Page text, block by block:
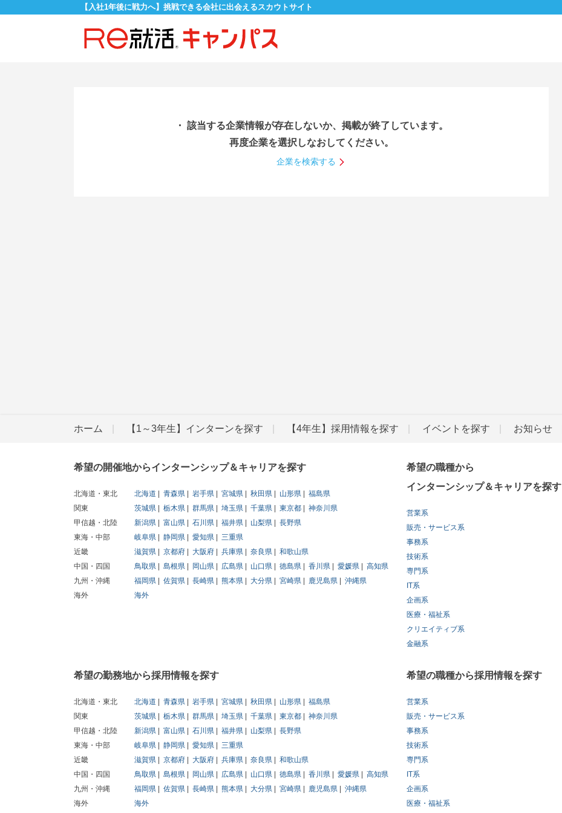
【入社1年後に戦力へ】挑戦できる会社に出会えるスカウトサイト
・ 該当する企業情報が存在しないか、掲載が終了しています。
再度企業を選択しなおしてください。
企業を検索する
ホーム 【1～3年生】インターンを探す 【4年生】採用情報を探す イベントを探す お知らせ
希望の開催地からインターンシップ＆キャリアを探す
北海道・東北 北海道 青森県 岩手県 宮城県 秋田県 山形県
福島県
関東
茨城県 栃木県 群馬県 埼玉県 千葉県 東京都
神奈川県
甲信越・北陸
新潟県 富山県 石川県 福井県 山梨県
長野県
東海・中部
岐阜県 静岡県 愛知県
三重県
近畿
滋賀県 京都府 大阪府 兵庫県 奈良県
和歌山県
中国・四国
鳥取県 島根県 岡山県 広島県 山口県 徳島県 香川県 愛媛県
高知県
九州・沖縄
福岡県 佐賀県 長崎県 熊本県 大分県 宮崎県 鹿児島県
沖縄県
海外
海外
希望の職種から
インターンシップ＆キャリアを探す
営業系
販売・サービス系
事務系
技術系
専門系
IT系
企画系
医療・福祉系
クリエイティブ系
金融系
希望の勤務地から採用情報を探す
北海道・東北 北海道 青森県 岩手県 宮城県 秋田県 山形県
福島県
関東
茨城県 栃木県 群馬県 埼玉県 千葉県 東京都
神奈川県
甲信越・北陸
新潟県 富山県 石川県 福井県 山梨県
長野県
東海・中部
岐阜県 静岡県 愛知県
三重県
近畿
滋賀県 京都府 大阪府 兵庫県 奈良県
和歌山県
中国・四国
鳥取県 島根県 岡山県 広島県 山口県 徳島県 香川県 愛媛県
高知県
九州・沖縄
福岡県 佐賀県 長崎県 熊本県 大分県 宮崎県 鹿児島県
沖縄県
海外
海外
希望の職種から採用情報を探す
営業系
販売・サービス系
事務系
技術系
専門系
IT系
企画系
医療・福祉系